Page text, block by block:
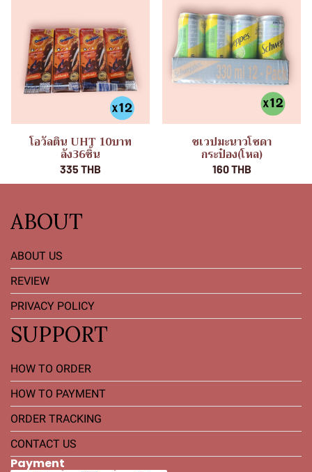
โอวัลติน UHT 10บาท
ลัง36ชิ้น
335 THB
ชเวปมะนาวโซดา
กระป๋อง(โหล)
160 THB
ABOUT
ABOUT US
REVIEW
PRIVACY POLICY
SUPPORT
HOW TO ORDER
HOW TO PAYMENT
ORDER TRACKING
CONTACT US
Payment